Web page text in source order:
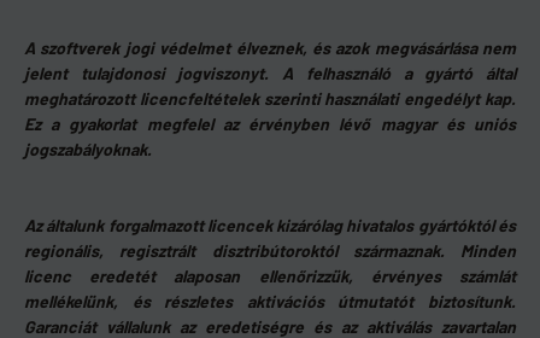
A szoftverek jogi védelmet élveznek, és azok megvásárlása nem
jelent tulajdonosi jogviszonyt. A felhasználó a gyártó által
meghatározott licencfeltételek szerinti használati engedélyt kap.
Ez a gyakorlat megfelel az érvényben lévő magyar és uniós
jogszabályoknak.
Az általunk forgalmazott licencek kizárólag hivatalos gyártóktól és
regionális, regisztrált disztribútoroktól származnak. Minden
licenc eredetét alaposan ellenőrizzük, érvényes számlát
mellékelünk, és részletes aktivációs útmutatót biztosítunk.
Garanciát vállalunk az eredetiségre és az aktiválás zavartalan